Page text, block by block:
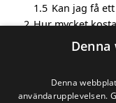
1.5 Kan jag få
2 Hur mycket
Fördelar med
Sök efter en
Denna
användarupplevelsen.